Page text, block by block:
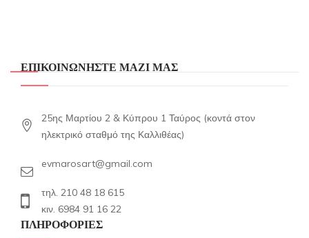
ΕΠΙΚΟΙΝΩΝΗΣΤΕ ΜΑΖΙ ΜΑΣ
25ης Μαρτίου 2 & Κύπρου 1 Ταύρος (κοντά στον
ηλεκτρικό σταθμό της Καλλιθέας)
evmarosart@gmail.com
τηλ. 210 48 18 615
κιν. 6984 91 16 22
ΠΛΗΡΟΦΟΡΙΕΣ